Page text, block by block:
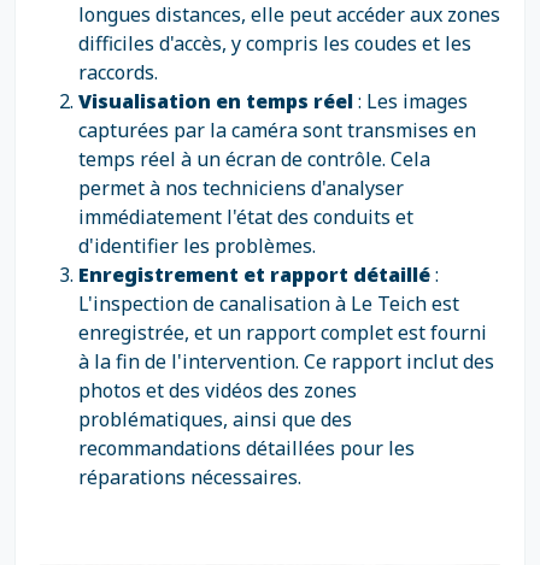
longues distances, elle peut accéder aux zones
difficiles d'accès, y compris les coudes et les
raccords.
Visualisation en temps réel: Les images
capturées par la caméra sont transmises en
temps réel à un écran de contrôle. Cela
permet à nos techniciens d'analyser
immédiatement l'état des conduits et
d'identifier les problèmes.
Enregistrement et rapport détaillé:
L'inspection de canalisation à Le Teich est
enregistrée, et un rapport complet est fourni
à la fin de l'intervention. Ce rapport inclut des
photos et des vidéos des zones
problématiques, ainsi que des
recommandations détaillées pour les
réparations nécessaires.